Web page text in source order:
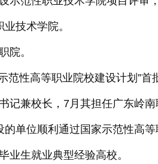
技术学院。
院。
范性高等职业院校建设计划”
记兼校长，7月其担任广东岭
单位顺利通过国家示范性高等
业生就业典型经验高校。